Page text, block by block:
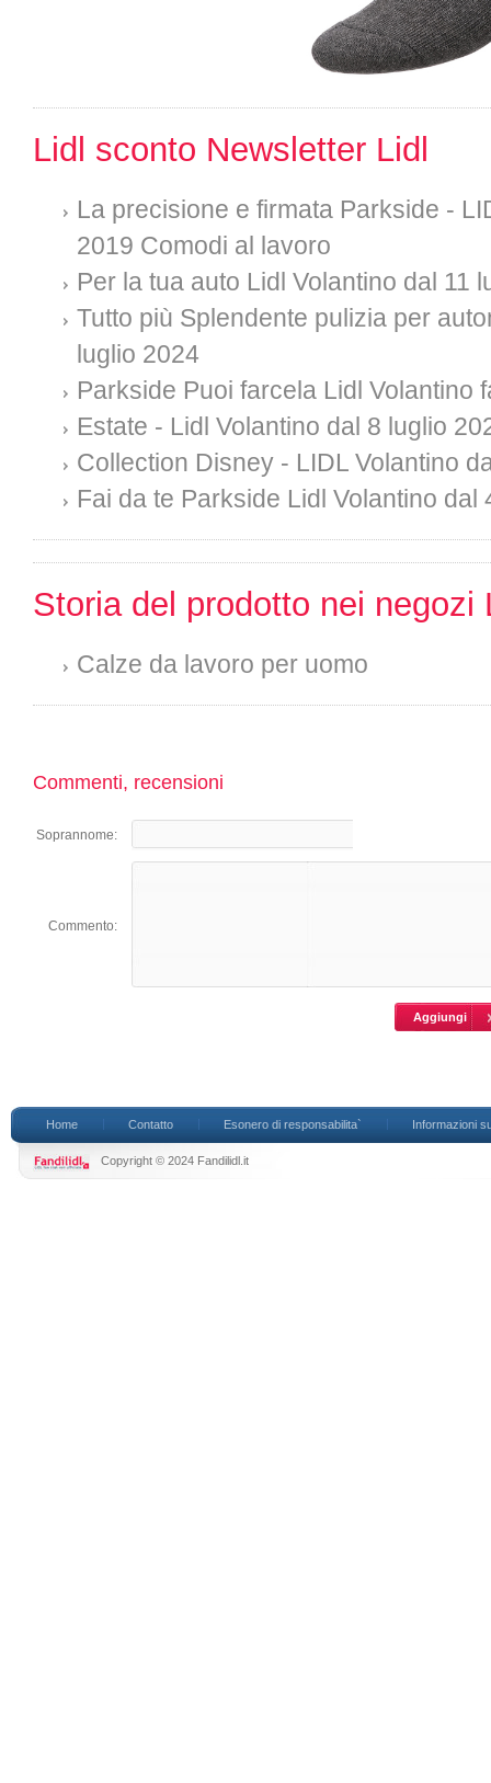
Lidl sconto Newsletter Lidl
La precisione e firmata Parkside -
2019 Comodi al lavoro
Per la tua auto Lidl Volantino dal 11
Tutto più Splendente pulizia per
luglio 2024
Parkside Puoi farcela Lidl Volantino
Estate - Lidl Volantino dal 8 luglio
Collection Disney - LIDL Volantino
Fai da te Parkside Lidl Volantino dal
Storia del prodotto nei negozi
Calze da lavoro per uomo
Commenti, recensioni
Soprannome:
Commento:
Home Contatto Esonero di responsabilita` Informazioni
Copyright © 2024 Fandilidl.it